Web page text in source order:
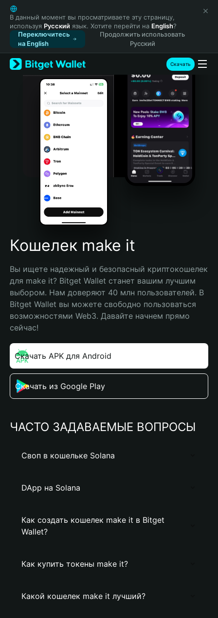
English
日本語
Tiếng Việt
Русский
Español (Latinoamérica)
Türkçe
Italiano
Português (Portugal)
Bahasa Indonesia
Português (Brasil)
Español (Argentina)
В данный момент вы просматриваете эту страницу,
используя Русский язык. Хотите перейти на English?
Переключитесь
на English
Продолжить использовать
Русский
Скачать
Кошелек make it
Вы ищете надежный и безопасный криптокошелек
для make it? Bitget Wallet станет вашим лучшим
выбором. Нам доверяют 40 млн пользователей. В
Bitget Wallet вы можете свободно пользоваться
возможностями Web3. Давайте начнем прямо
сейчас!
Скачать APK для Android
Скачать из Google Play
ЧАСТО ЗАДАВАЕМЫЕ ВОПРОСЫ
Своп в кошельке Solana
DApp на Solana
Как создать кошелек make it в Bitget
Wallet?
Как купить токены make it?
Какой кошелек make it лучший?